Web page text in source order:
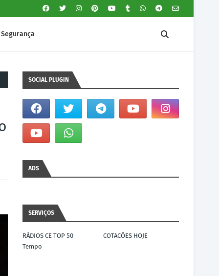
Segurança
SOCIAL PLUGIN
ADS
SERVIÇOS
RÁDIOS CE TOP 50
COTACÕES HOJE
Tempo